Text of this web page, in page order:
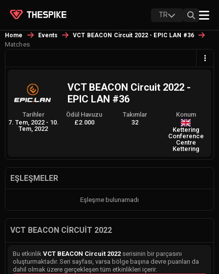
TR
Home Events VCT BEACON Circuit 2022 - EPIC LAN #36
Matches
VCT BEACON Circuit 2022 -
EPIC LAN #36
Tarihler
7. Tem, 2022 - 10.
Tem, 2022
Ödül Havuzu
£2.000
Takımlar
32
Konum
Kettering
Conference
Centre
Kettering
EŞLEŞMELER
Eşleşme bulunamadı
VCT BEACON CIRCUIT 2022
Bu etkinlik VCT BEACON Circuit 2022 serisinin bir parçasını
oluşturmaktadır. Seri sayfası, varsa bölge başına devre puanları da
dahil olmak üzere gerçekleşen tüm etkinlikleri içerir.